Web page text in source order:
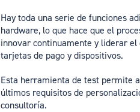
Hay toda una serie de funciones
hardware, lo que hace que el
innovar continuamente y liderar
tarjetas de pago y dispositivos.
Esta herramienta de test permite
últimos requisitos de
consultoría.